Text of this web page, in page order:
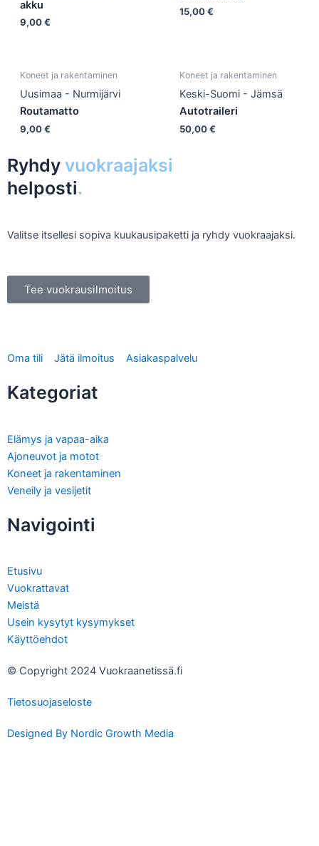
akku
9,00€
15,00€
Koneet ja rakentaminen
Uusimaa - Nurmijärvi
Routamatto
9,00€
Koneet ja rakentaminen
Keski-Suomi - Jämsä
Autotraileri
50,00€
Ryhdy vuokraajaksi
helposti.
Valitse itsellesi sopiva kuukausipaketti ja ryhdy vuokraajaksi.
Tee vuokrausilmoitus
Oma tili Jätä ilmoitus Asiakaspalvelu
Kategoriat
Elämys ja vapaa-aika
Ajoneuvot ja motot
Koneet ja rakentaminen
Veneily ja vesijetit
Navigointi
Etusivu
Vuokrattavat
Meistä
Usein kysytyt kysymykset
Käyttöehdot
© Copyright 2024 Vuokraanetissä.fi
Tietosuojaseloste
Designed By Nordic Growth Media